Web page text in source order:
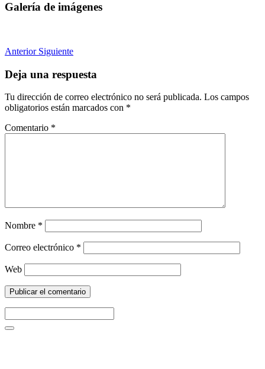
Galería de imágenes
Anterior Siguiente
Deja una respuesta
Tu dirección de correo electrónico no será publicada. Los campos
obligatorios están marcados con *
Comentario *
Nombre *
Correo electrónico *
Web